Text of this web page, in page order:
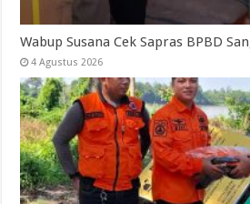
Wabup Susana Cek Sapras BPBD
4 Agustus 2026